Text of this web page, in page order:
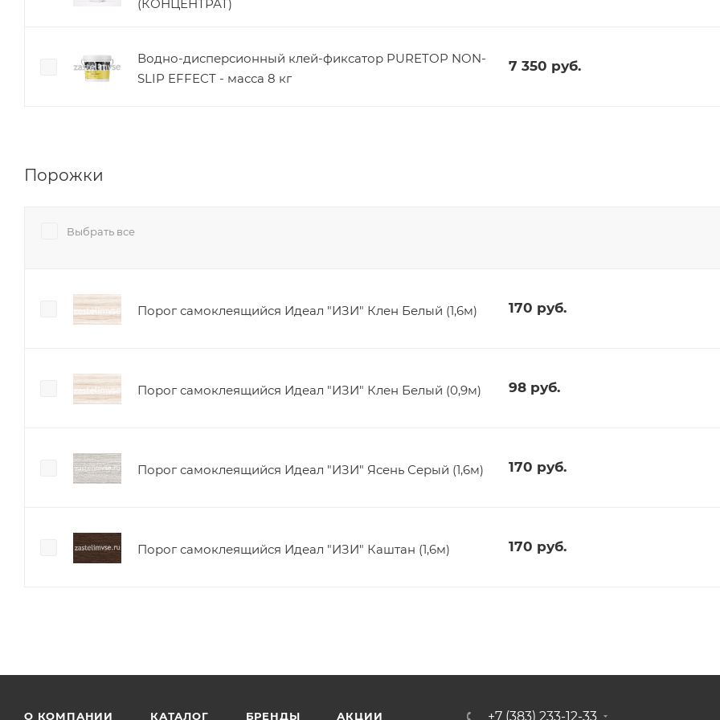
(КОНЦЕНТРАТ)
Водно-дисперсионный клей-фиксатор PURETOP NON-
SLIP EFFECT - масса 8 кг
7 350 руб.
Порожки
Выбрать все
Порог самоклеящийся Идеал "ИЗИ" Клен Белый (1,6м) 170 руб.
Порог самоклеящийся Идеал "ИЗИ" Клен Белый (0,9м) 98руб.
Порог самоклеящийся Идеал "ИЗИ" Ясень Серый (1,6м) 170 руб.
Порог самоклеящийся Идеал "ИЗИ" Каштан (1,6м) 170 руб.
О КОМПАНИИ КАТАЛОГ БРЕНДЫ АКЦИИ +7 (383) 233-12-33